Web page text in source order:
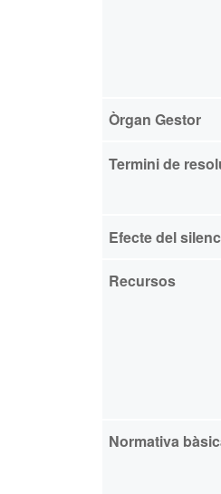
Òrgan Gestor
Termini de
Efecte del
Recursos
Normativa